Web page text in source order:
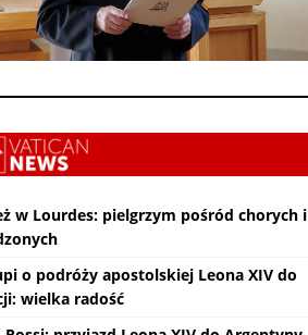
w Lourdes: pielgrzym pośród chorych i
o podróży apostolskiej Leona XIV do
wielka radość